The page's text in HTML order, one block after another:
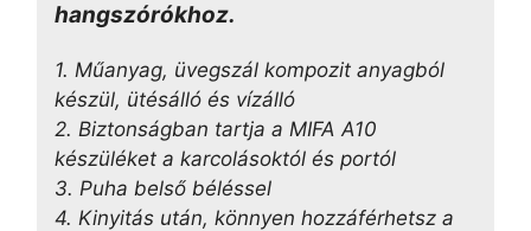
hangszórókhoz.
1. Műanyag, üvegszál kompozit anyagból
készül, ütésálló és vízálló
2. Biztonságban tartja a MIFA A10
készüléket a karcolásoktól és portól
3. Puha belső béléssel
4. Kinyitás után, könnyen hozzáférhetsz a